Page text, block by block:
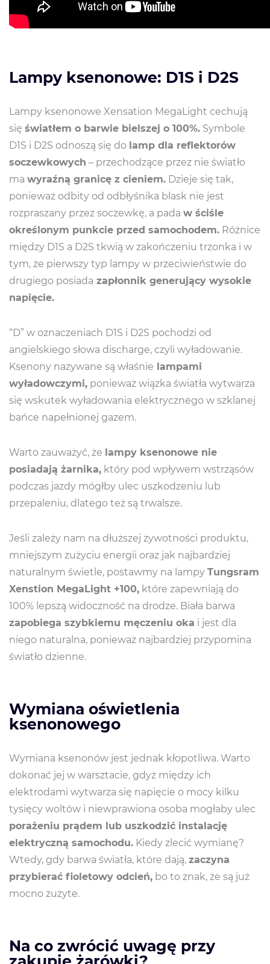
Lampy ksenonowe: D1S i D2S
Lampy ksenonowe Xensation MegaLight cechują
się światłem o barwie bielszej o 100%. Symbole
D1S i D2S odnoszą się do lamp dla reflektorów
soczewkowych – przechodzące przez nie światło
ma wyraźną granicę z cieniem. Dzieje się tak,
ponieważ odbity od odbłyśnika blask nie jest
rozpraszany przez soczewkę, a pada w ściśle
określonym punkcie przed samochodem. Różnice
między D1S a D2S tkwią w zakończeniu trzonka i w
tym, że pierwszy typ lampy w przeciwieństwie do
drugiego posiada zapłonnik generujący wysokie
napięcie.
“D” w oznaczeniach D1S i D2S pochodzi od
angielskiego słowa discharge, czyli wyładowanie.
Ksenony nazywane są właśnie lampami
wyładowczymi, ponieważ wiązka światła wytwarza
się wskutek wyładowania elektrycznego w szklanej
bańce napełnionej gazem.
Warto zauważyć, że lampy ksenonowe nie
posiadają żarnika, który pod wpływem wstrząsów
podczas jazdy mógłby ulec uszkodzeniu lub
przepaleniu, dlatego też są trwalsze.
Jeśli zależy nam na dłuższej żywotności produktu,
mniejszym zużyciu energii oraz jak najbardziej
naturalnym świetle, postawmy na lampy Tungsram
Xenstion MegaLight +100, które zapewniają do
100% lepszą widoczność na drodze. Biała barwa
zapobiega szybkiemu męczeniu oka i jest dla
niego naturalna, ponieważ najbardziej przypomina
światło dzienne.
Wymiana oświetlenia
ksenonowego
Wymiana ksenonów jest jednak kłopotliwa. Warto
dokonać jej w warsztacie, gdyż między ich
elektrodami wytwarza się napięcie o mocy kilku
tysięcy woltów i niewprawiona osoba mogłaby ulec
porażeniu prądem lub uszkodzić instalację
elektryczną samochodu. Kiedy zlecić wymianę?
Wtedy, gdy barwa światła, które dają, zaczyna
przybierać fioletowy odcień, bo to znak, że są już
mocno zużyte.
Na co zwrócić uwagę przy